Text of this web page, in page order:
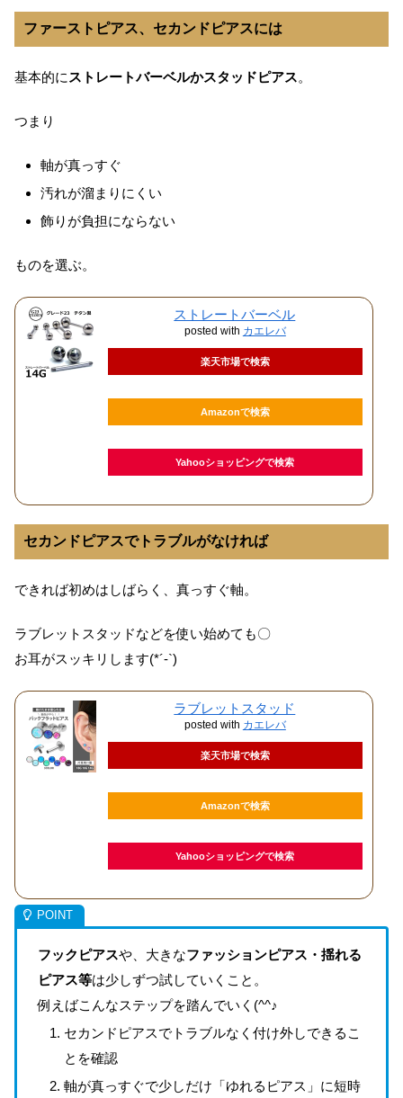
ファーストピアス、セカンドピアスには
基本的に ストレートバーベルかスタッドピアス。
つまり
軸が真っすぐ
汚れが溜まりにくい
飾りが負担にならない
ものを選ぶ。
ストレートバーベル
posted with カエレバ
楽天市場で検索
Amazonで検索
Yahooショッピングで検索
セカンドピアスでトラブルがなければ
できれば初めはしばらく、真っすぐ軸。
ラブレットスタッドなどを使い始めても〇
お耳がスッキリします(*´-`)
ラブレットスタッド
posted with カエレバ
楽天市場で検索
Amazonで検索
Yahooショッピングで検索
フックピアスや、大きなファッションピアス・揺れる
ピアス等は少しずつ試していくこと。
例えばこんなステップを踏んでいく(^^♪
セカンドピアスでトラブルなく付け外しできるこ
とを確認
軸が真っすぐで少しだけ「ゆれるピアス」に短時